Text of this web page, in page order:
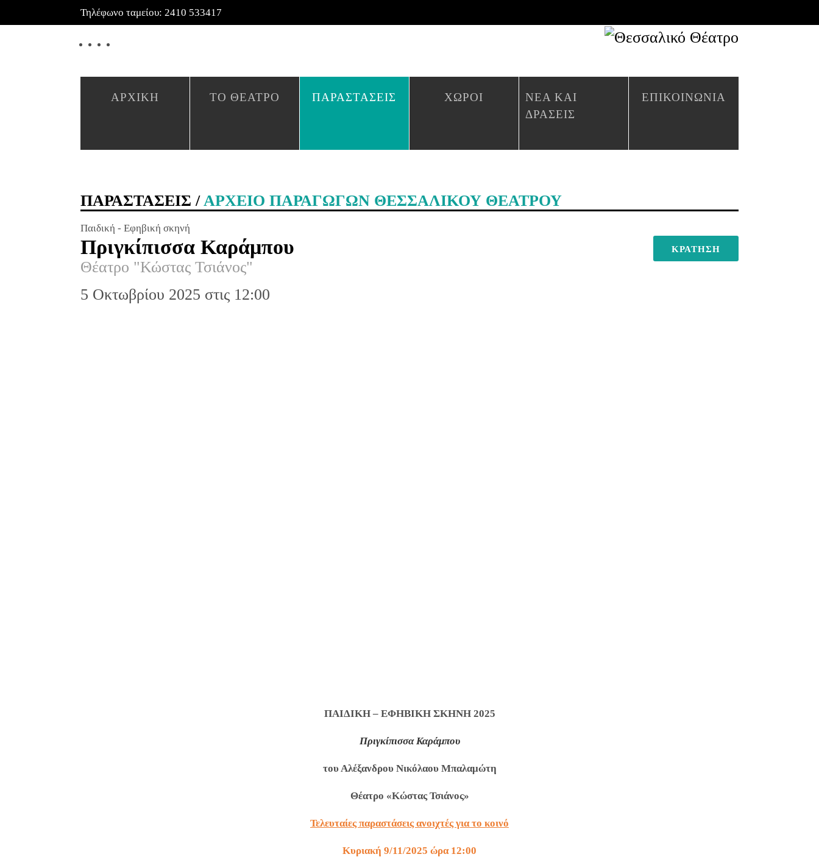
Τηλέφωνο ταμείου: 2410 533417
ΑΡΧΙΚΗ ΤΟ ΘΕΑΤΡΟ ΠΑΡΑΣΤΑΣΕΙΣ ΧΩΡΟΙ
ΝΕΑ ΚΑΙ
ΔΡΑΣΕΙΣ
ΕΠΙΚΟΙΝΩΝΙΑ
ΠΑΡΑΣΤΑΣΕΙΣ /ΑΡΧΕΙΟ ΠΑΡΑΓΩΓΩΝ ΘΕΣΣΑΛΙΚΟΥ ΘΕΑΤΡΟΥ
Παιδική - Εφηβική σκηνή
Πριγκίπισσα Καράμπου
Θέατρο "Κώστας Τσιάνος"
ΚΡΑΤΗΣΗ
5 Οκτωβρίου 2025 στις 12:00
ΠΑΙΔΙΚΗ – ΕΦΗΒΙΚΗ ΣΚΗΝΗ 2025
Πριγκίπισσα Καράμπου
του Αλέξανδρου Νικόλαου Μπαλαμώτη
Θέατρο «Κώστας Τσιάνος»
Τελευταίες παραστάσεις ανοιχτές για το κοινό
Κυριακή 9/11/2025 ώρα 12:00